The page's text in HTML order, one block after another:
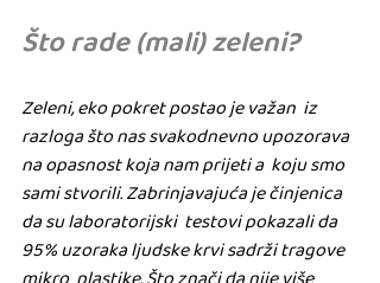
Što rade (mali) zeleni?
Zeleni, eko pokret postao je važan  iz
razloga što nas svakodnevno upozorava
na opasnost koja nam prijeti a  koju smo
sami stvorili. Zabrinjavajuća je činjenica
da su laboratorijski  testovi pokazali da
95% uzoraka ljudske krvi sadrži tragove